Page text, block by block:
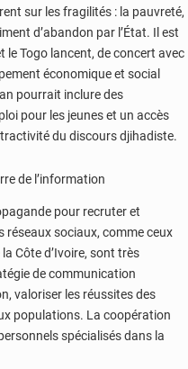
sur les fragilités : la pauvreté,
d’abandon par l’État. Il est
le Togo lancent, de concert avec
économique et social
pourrait inclure des
pour les jeunes et un accès
du discours djihadiste.
de l’information
pour recruter et
réseaux sociaux, comme ceux
Côte d’Ivoire, sont très
de communication
valoriser les réussites des
populations. La coopération
spécialisés dans la